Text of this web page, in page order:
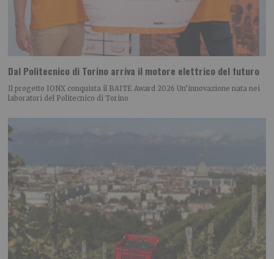
Dal Politecnico di Torino arriva il motore elettrico del futuro
Il progetto IONX conquista il BAITE Award 2026 Un’innovazione nata nei
laboratori del Politecnico di Torino